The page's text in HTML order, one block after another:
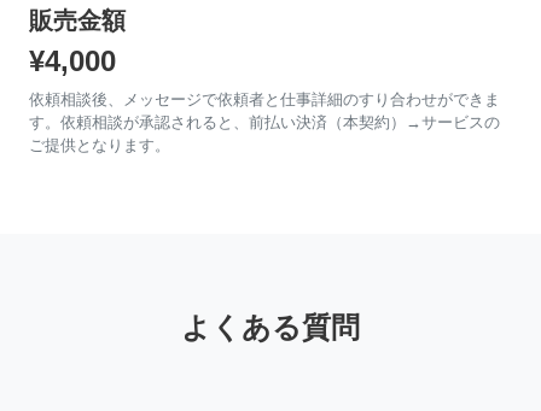
販売金額
¥4,000
依頼相談後、メッセージで依頼者と仕事詳細のすり合わせができま
す。依頼相談が承認されると、前払い決済（本契約）→サービスの
ご提供となります。
よくある質問